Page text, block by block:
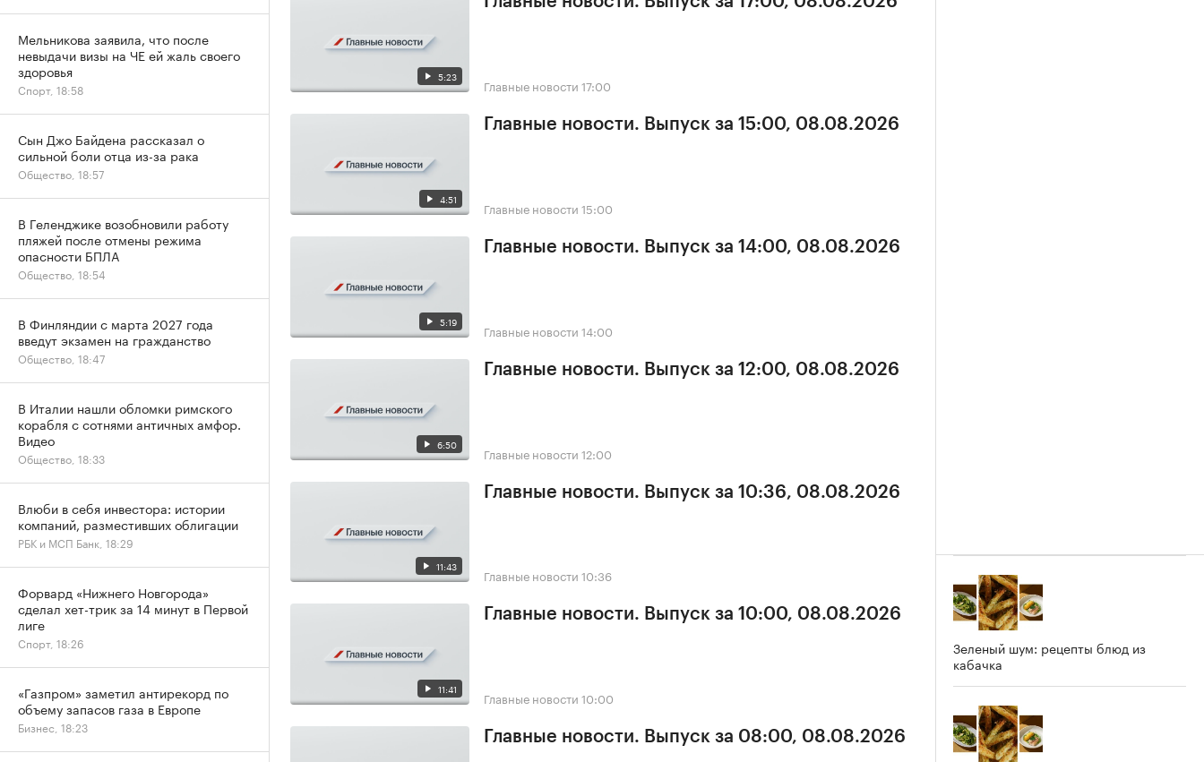
5:23 Главные новости 17:00
4:51
Главные новости. Выпуск за 15:00, 08.08.2026
Главные новости 15:00
5:19
Главные новости. Выпуск за 14:00, 08.08.2026
Главные новости 14:00
6:50
Главные новости. Выпуск за 12:00, 08.08.2026
Главные новости 12:00
11:43
Главные новости. Выпуск за 10:36, 08.08.2026
Главные новости 10:36
11:41
Главные новости. Выпуск за 10:00, 08.08.2026
Главные новости 10:00
Главные новости. Выпуск за 08:00, 08.08.2026
Зеленый шум: рецепты блюд из
кабачка
Мельникова заявила, что после
невыдачи визы на ЧЕ ей жаль своего
здоровья
Спорт, 18:58
Сын Джо Байдена рассказал о
сильной боли отца из-за рака
Общество, 18:57
В Геленджике возобновили работу
пляжей после отмены режима
опасности БПЛА
Общество, 18:54
В Финляндии с марта 2027 года
введут экзамен на гражданство
Общество, 18:47
В Италии нашли обломки римского
корабля с сотнями античных амфор.
Видео
Общество, 18:33
Влюби в себя инвестора: истории
компаний, разместивших облигации
РБК и МСП Банк, 18:29
Форвард «Нижнего Новгорода»
сделал хет-трик за 14 минут в Первой
лиге
Спорт, 18:26
«Газпром» заметил антирекорд по
объему запасов газа в Европе
Бизнес, 18:23